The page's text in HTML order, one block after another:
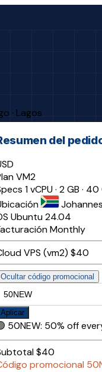
· Lagos
del
VM2
1 vCPU · 2 GB · 40
Ubuntu 24.04
Monthly
VPS (vm2) $40
Ocultar código promocional
Aplicar
50NEW: 50% off
$40
promocional